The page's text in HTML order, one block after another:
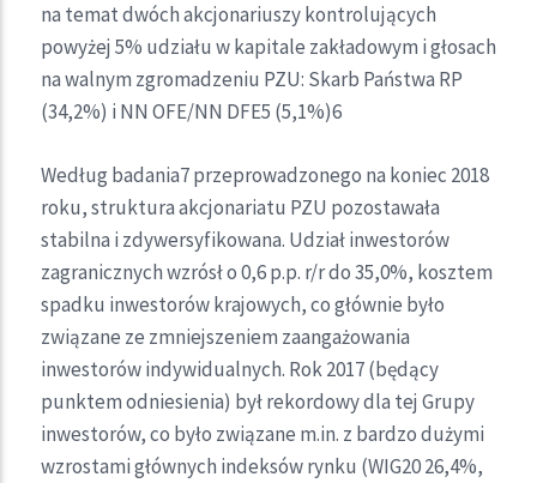
na temat dwóch akcjonariuszy kontrolujących
powyżej 5% udziału w kapitale zakładowym i głosach
na walnym zgromadzeniu PZU: Skarb Państwa RP
(34,2%) i NN OFE/NN DFE5 (5,1%)6
Według badania7 przeprowadzonego na koniec 2018
roku, struktura akcjonariatu PZU pozostawała
stabilna i zdywersyfikowana. Udział inwestorów
zagranicznych wzrósł o 0,6 p.p. r/r do 35,0%, kosztem
spadku inwestorów krajowych, co głównie było
związane ze zmniejszeniem zaangażowania
inwestorów indywidualnych. Rok 2017 (będący
punktem odniesienia) był rekordowy dla tej Grupy
inwestorów, co było związane m.in. z bardzo dużymi
wzrostami głównych indeksów rynku (WIG20 26,4%,